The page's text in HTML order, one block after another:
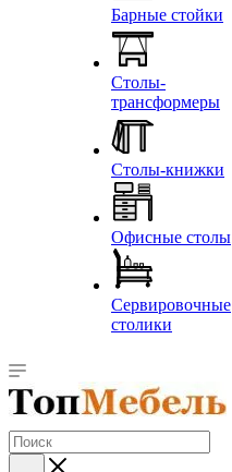
Барные стойки
Столы-
трансформеры
Столы-книжки
Офисные столы
Сервировочные
столики